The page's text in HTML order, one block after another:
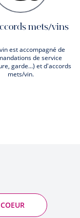
mets/vins
est accompagné de
de service
garde...) et d'accords
mets/vin.